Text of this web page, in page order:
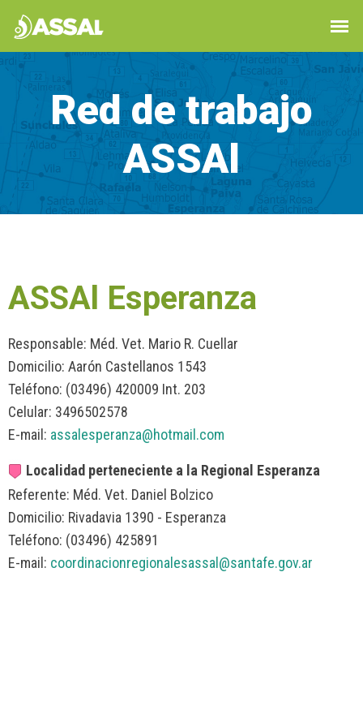
Red de trabajo
ASSAl
ASSAl Esperanza
Responsable: Méd. Vet. Mario R. Cuellar
Domicilio: Aarón Castellanos 1543
Teléfono: (03496) 420009 Int. 203
Celular: 3496502578
E-mail: assalesperanza@hotmail.com
Localidad perteneciente a la Regional Esperanza
Referente: Méd. Vet. Daniel Bolzico
Domicilio: Rivadavia 1390 - Esperanza
Teléfono: (03496) 425891
E-mail: coordinacionregionalesassal@santafe.gov.ar